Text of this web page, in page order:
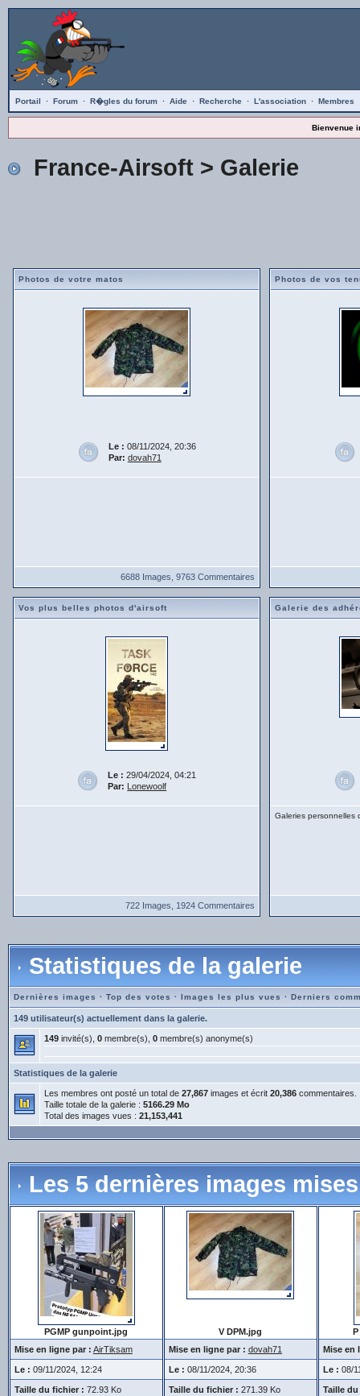
Portail · Forum · R�gles du forum · Aide · Recherche · L'association · Membres
Bienvenue
France-Airsoft> Galerie
Photos de votre matos
Le : 08/11/2024, 20:36
Par: dovah71
6688 Images, 9763 Commentaires
Photos de vos
Vos plus belles photos d'airsoft
Le : 29/04/2024, 04:21
Par: Lonewoolf
722 Images, 1924 Commentaires
Galerie des
Galeries personnelles
Statistiques de la galerie
Dernières images · Top des votes · Images les plus vues · Derniers
149 utilisateur(s) actuellement dans la galerie.
149invité(s), 0membre(s), 0membre(s) anonyme(s)
Statistiques de la galerie
Les membres ont posté un total de 27,867images et écrit 20,386commentaires.
Taille totale de la galerie : 5166.29 Mo
Total des images vues : 21,153,441
Les 5 dernières images
PGMP gunpoint.jpg
Mise en ligne par : AirTiksam
Le : 09/11/2024, 12:24
Taille du fichier : 72.93 Ko
V DPM.jpg
Mise en ligne par : dovah71
Le : 08/11/2024, 20:36
Taille du fichier : 271.39 Ko
Mise en
Le : 08/
Taille